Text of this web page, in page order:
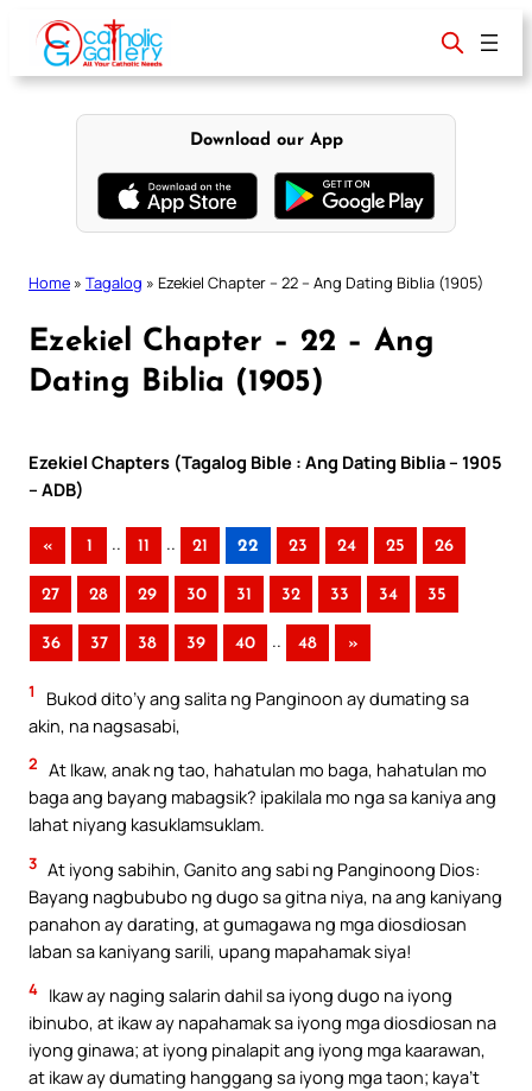
content
Download our App
Home » Tagalog » Ezekiel Chapter – 22 – Ang Dating Biblia (1905)
Ezekiel Chapter – 22 – Ang
Dating Biblia (1905)
Ezekiel Chapters (Tagalog Bible : Ang Dating Biblia – 1905
– ADB)
« 1 .. 11 .. 21 22 23 24 25 26
27 28 29 30 31 32 33 34 35
36 37 38 39 40 .. 48 »
1
Bukod dito’y ang salita ng Panginoon ay dumating sa
akin, na nagsasabi,
2 At Ikaw, anak ng tao, hahatulan mo baga, hahatulan mo
baga ang bayang mabagsik? ipakilala mo nga sa kaniya ang
lahat niyang kasuklamsuklam.
3 At iyong sabihin, Ganito ang sabi ng Panginoong Dios:
Bayang nagbububo ng dugo sa gitna niya, na ang kaniyang
panahon ay darating, at gumagawa ng mga diosdiosan
laban sa kaniyang sarili, upang mapahamak siya!
4 Ikaw ay naging salarin dahil sa iyong dugo na iyong
ibinubo, at ikaw ay napahamak sa iyong mga diosdiosan na
iyong ginawa; at iyong pinalapit ang iyong mga kaarawan,
at ikaw ay dumating hanggang sa iyong mga taon; kaya’t